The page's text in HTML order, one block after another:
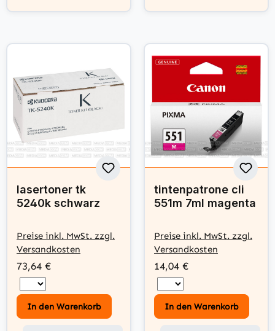
lasertoner tk
5240k schwarz
Preise inkl. MwSt. zzgl.
Versandkosten
73,64 €
In den Warenkorb
tintenpatrone cli
551m 7ml magenta
Preise inkl. MwSt. zzgl.
Versandkosten
14,04 €
In den Warenkorb